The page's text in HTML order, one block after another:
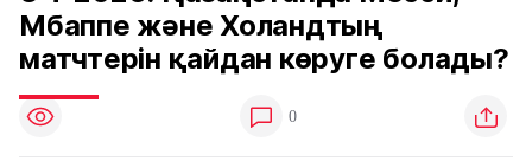
Мбаппе және Холандтың
матчтерін қайдан көруге болады?
0